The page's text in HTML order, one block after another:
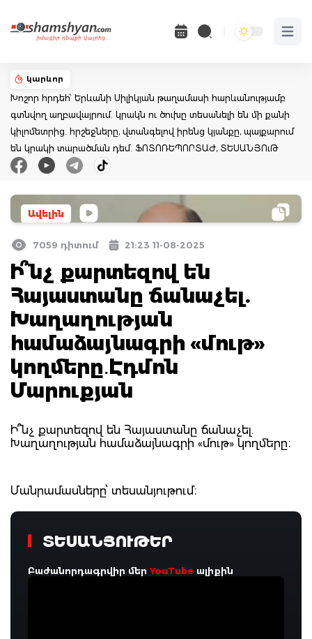
Open
կարևոր
Խոշոր հրդեհ՝ Երևանի Սիլիկյան թաղամասի հարևանությամբ
գտնվող աղբավայրում. կրակն ու ծուխը տեսանելի են մի քանի
կիլոմետրից. հրշեջները, վտանգելով իրենց կյանքը, պայքարում
են կրակի տարածման դեմ. ՖՈՏՈՌԵՊՈՐՏԱԺ, ՏԵՍԱՆՅՈւԹ
Ավելին
7059 դիտում 21:23 11-08-2025
Ի՞նչ քարտեզով են
Հայաստանը ճանաչել.
Խաղաղության
համաձայնագրի «մութ»
կողմերը․Էդմոն
Մարուքյան
Ի՞նչ քարտեզով են Հայաստանը ճանաչել.
Խաղաղության համաձայնագրի «մութ» կողմերը։
Մանրամասները՝ տեսանյութում։
ՏԵՍԱՆՅՈՒԹԵՐ
Բաժանորդագրվիր մերYouTube ալիքին